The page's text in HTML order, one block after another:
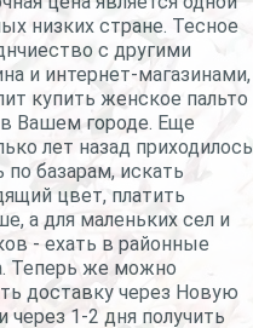
низких стране. Тесное
с другими
и интернет-магазинами,
купить женское пальто
Вашем городе. Еще
лет назад приходилось
по базарам, искать
цвет, платить
а для маленьких сел и
- ехать в районные
Теперь же можно
доставку через Новую
через 1-2 дня получить